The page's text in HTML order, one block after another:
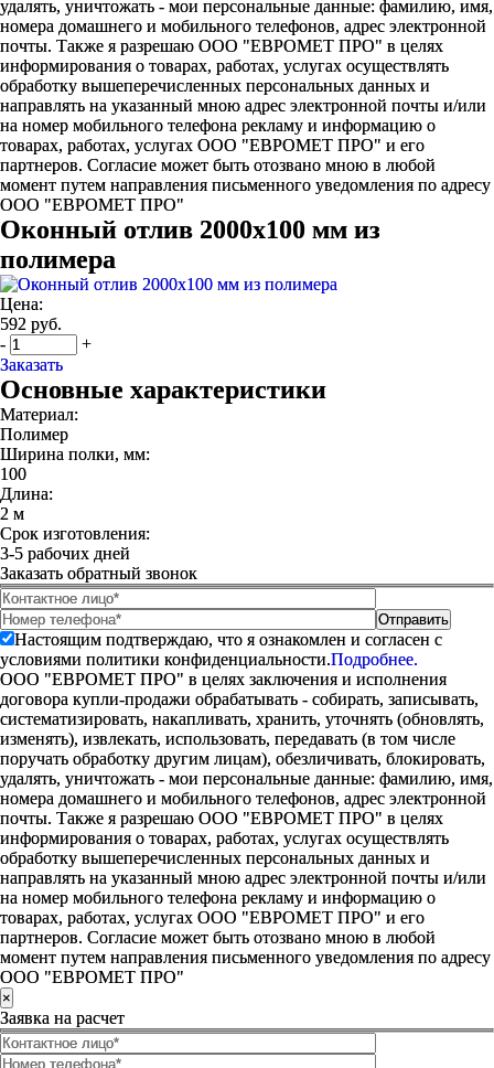
удалять, уничтожать - мои персональные данные: фамилию, имя,
номера домашнего и мобильного телефонов, адрес электронной
почты. Также я разрешаю ООО "ЕВРОМЕТ ПРО" в целях
информирования о товарах, работах, услугах осуществлять
обработку вышеперечисленных персональных данных и
направлять на указанный мною адрес электронной почты и/или
на номер мобильного телефона рекламу и информацию о
товарах, работах, услугах ООО "ЕВРОМЕТ ПРО" и его
партнеров. Согласие может быть отозвано мною в любой
момент путем направления письменного уведомления по адресу
ООО "ЕВРОМЕТ ПРО"
Оконный отлив 2000х100 мм из
полимера
Цена:
592 руб.
-
+
Заказать
Основные характеристики
Материал:
Полимер
Ширина полки, мм:
100
Длина:
2 м
Срок изготовления:
3-5 рабочих дней
Заказать обратный звонок
Настоящим подтверждаю, что я ознакомлен и согласен с
условиями политики конфиденциальности.Подробнее.
ООО "ЕВРОМЕТ ПРО" в целях заключения и исполнения
договора купли-продажи обрабатывать - собирать, записывать,
систематизировать, накапливать, хранить, уточнять (обновлять,
изменять), извлекать, использовать, передавать (в том числе
поручать обработку другим лицам), обезличивать, блокировать,
удалять, уничтожать - мои персональные данные: фамилию, имя,
номера домашнего и мобильного телефонов, адрес электронной
почты. Также я разрешаю ООО "ЕВРОМЕТ ПРО" в целях
информирования о товарах, работах, услугах осуществлять
обработку вышеперечисленных персональных данных и
направлять на указанный мною адрес электронной почты и/или
на номер мобильного телефона рекламу и информацию о
товарах, работах, услугах ООО "ЕВРОМЕТ ПРО" и его
партнеров. Согласие может быть отозвано мною в любой
момент путем направления письменного уведомления по адресу
ООО "ЕВРОМЕТ ПРО"
×
Заявка на расчет